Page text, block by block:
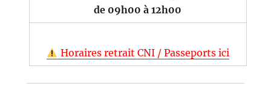
de 09h00 à 12h00
Horaires retrait CNI / Passeports ici